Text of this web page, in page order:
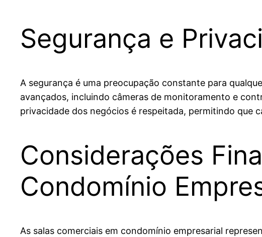
Segurança e
A segurança é uma preocupação constante para
avançados, incluindo câmeras de monitoramento e
privacidade dos negócios é respeitada, permitindo que
Considerações
Condomínio
As salas comerciais em condomínio empresarial